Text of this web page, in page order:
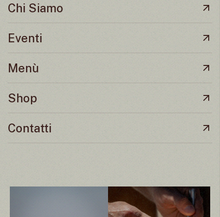
Chi Siamo
Eventi
Menù
Shop
Contatti